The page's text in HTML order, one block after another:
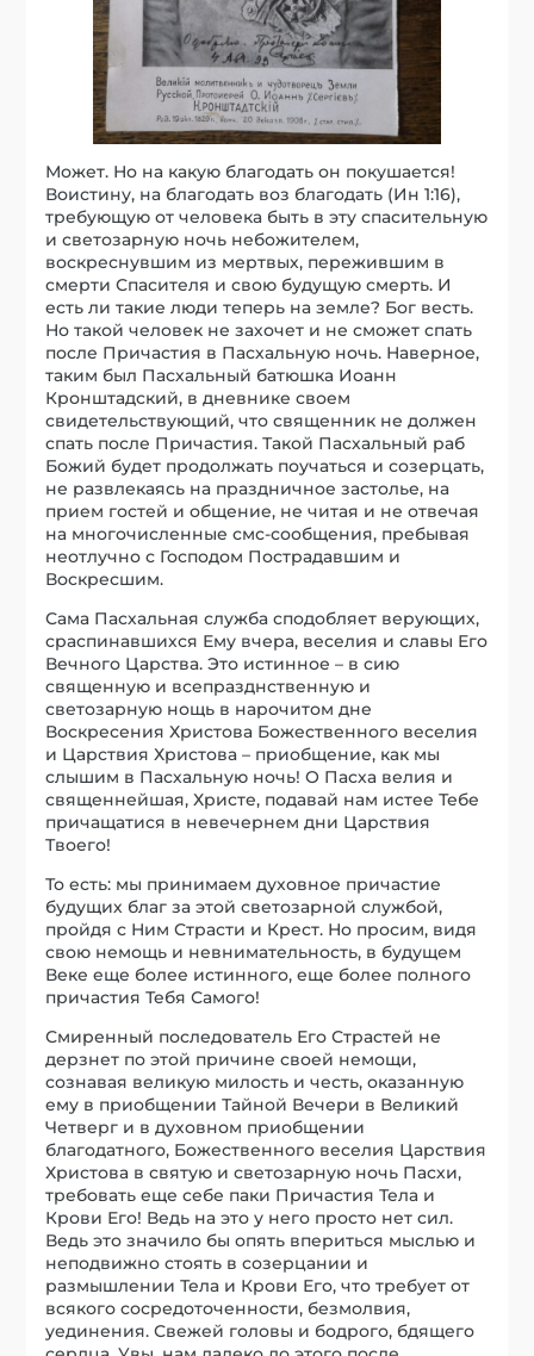
Может. Но на какую благодать он покушается!
Воистину, на благодать воз благодать (Ин 1:16),
требующую от человека быть в эту спасительную
и светозарную ночь небожителем,
воскреснувшим из мертвых, пережившим в
смерти Спасителя и свою будущую смерть. И
есть ли такие люди теперь на земле? Бог весть.
Но такой человек не захочет и не сможет спать
после Причастия в Пасхальную ночь. Наверное,
таким был Пасхальный батюшка Иоанн
Кронштадский, в дневнике своем
свидетельствующий, что священник не должен
спать после Причастия. Такой Пасхальный раб
Божий будет продолжать поучаться и созерцать,
не развлекаясь на праздничное застолье, на
прием гостей и общение, не читая и не отвечая
на многочисленные смс-сообщения, пребывая
неотлучно с Господом Пострадавшим и
Воскресшим.
Сама Пасхальная служба сподобляет верующих,
сраспинавшихся Ему вчера, веселия и славы Его
Вечного Царства. Это истинное – в сию
священную и всепразднственную и
светозарную нощь в нарочитом дне
Воскресения Христова Божественного веселия
и Царствия Христова – приобщение, как мы
слышим в Пасхальную ночь! О Пасха велия и
священнейшая, Христе, подавай нам истее Тебе
причащатися в невечернем дни Царствия
Твоего!
То есть: мы принимаем духовное причастие
будущих благ за этой светозарной службой,
пройдя с Ним Страсти и Крест. Но просим, видя
свою немощь и невнимательность, в будущем
Веке еще более истинного, еще более полного
причастия Тебя Самого!
Смиренный последователь Его Страстей не
дерзнет по этой причине своей немощи,
сознавая великую милость и честь, оказанную
ему в приобщении Тайной Вечери в Великий
Четверг и в духовном приобщении
благодатного, Божественного веселия Царствия
Христова в святую и светозарную ночь Пасхи,
требовать еще себе паки Причастия Тела и
Крови Его! Ведь на это у него просто нет сил.
Ведь это значило бы опять впериться мыслью и
неподвижно стоять в созерцании и
размышлении Тела и Крови Его, что требует от
всякого сосредоточенности, безмолвия,
уединения. Свежей головы и бодрого, бдящего